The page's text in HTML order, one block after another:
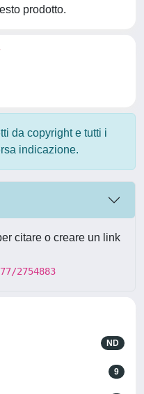
prodotto.
da copyright e tutti i
indicazione.
citare o creare un link
2754883
ND
9